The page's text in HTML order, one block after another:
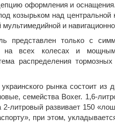
оформления и
козырьком над центральной
и
представлен только с
на всех колесах и
распределения
рынка состоит из
семейства Boxer. 1,6-
литровый развивает 150
при этом,